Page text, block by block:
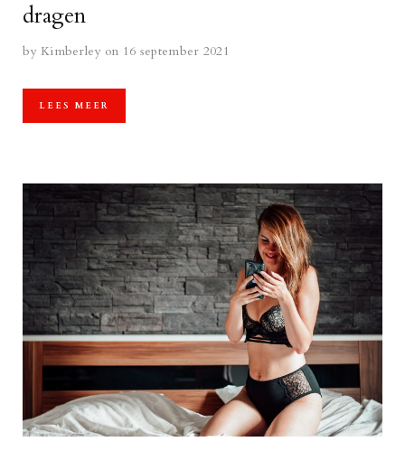
dragen
by Kimberley on 16 september 2021
LEES MEER